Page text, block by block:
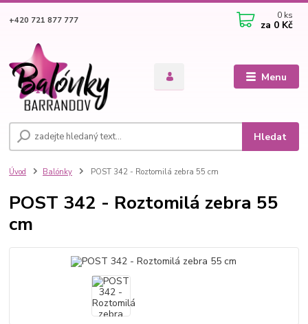
Menu
Hledat
+420 721 877 777 0 ks
za 0 Kč
Úvod Balónky POST 342 - Roztomilá zebra 55 cm
POST 342 - Roztomilá zebra 55
cm